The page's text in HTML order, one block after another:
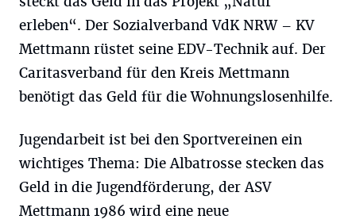
erleben“. Der Sozialverband VdK NRW – KV
Mettmann rüstet seine EDV-Technik auf. Der
Caritasverband für den Kreis Mettmann
benötigt das Geld für die Wohnungslosenhilfe.
Jugendarbeit ist bei den Sportvereinen ein
wichtiges Thema: Die Albatrosse stecken das
Geld in die Jugendförderung, der ASV
Mettmann 1986 wird eine neue